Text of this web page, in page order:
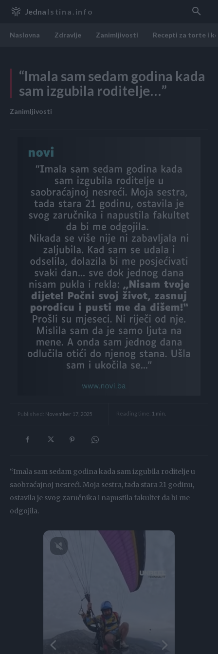
Jedna Istina.info
Naslovna Zdravlje Zanimljivosti Recepti za torte i
“Imala sam sedam godina kada
sam izgubila roditelje…”
Zanimljivosti
Published: November 17, 2025 Reading time: 1 min.
“Imala sam sedam godina kada sam izgubila roditelje u
saobraćajnoj nesreći. Moja sestra, tada stara 21 godinu,
ostavila je svog zaručnika i napustila fakultet da bi me
odgojila.